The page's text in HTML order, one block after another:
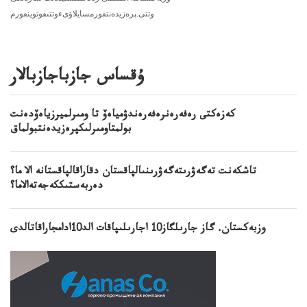
وتتى.پرەزيدەنتفورمسايلاۋىءوتتىفوتوينفورم
ۇقساس جازباجازبالار
كەزەكتى رەفەرەنرەفەرەندۋمياەۆ تا ومىرلميرزياەۆدەنت
بولمتاومىرلىكپرەزيدەنتبولماق
تاشكەنت تەگەۋرىتەگەۋرىنىالپاقستان دقاراقالپاقستانە الا ما؟
دەربەستىككەجەتەالاما؟
وزبەكستان. گاز جارىلگاز10 اجارىلىپاقات الد10ادامجاراقاتالدى